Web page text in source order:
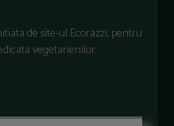
de site-ul Ecorazzi, pentru
vegetarienilor.